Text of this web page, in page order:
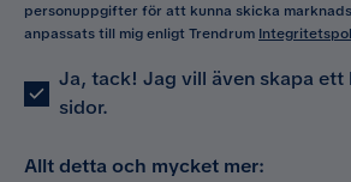
personuppgifter för att kunna skicka
anpassats till mig enligt Trendrum
Ja, tack! Jag vill även skapa ett
sidor.
Allt detta och mycket mer: